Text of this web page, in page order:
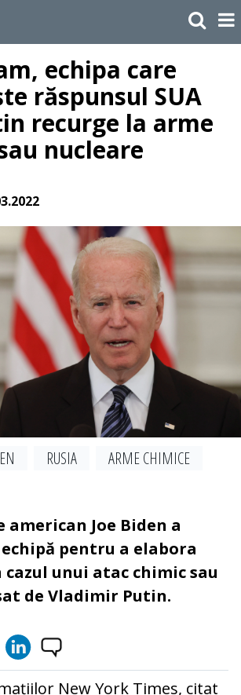
echipa care
răspunsul SUA
recurge la arme
nucleare
RUSIA
ARME CHIMICE
american Joe Biden a
pentru a elabora
unui atac chimic sau
de Vladimir Putin.
New York Times, citat